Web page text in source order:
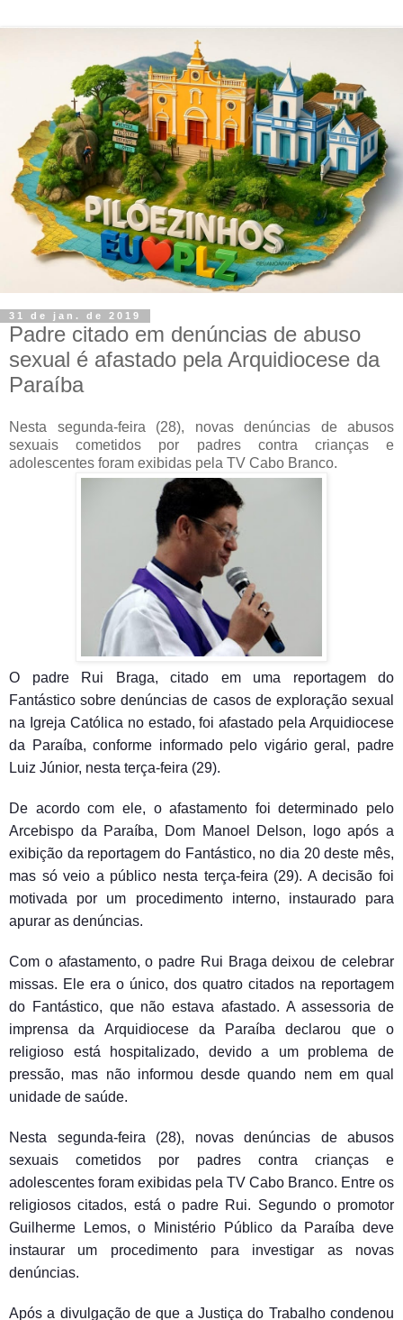
31 de jan. de 2019
Padre citado em denúncias de abuso
sexual é afastado pela Arquidiocese da
Paraíba
Nesta segunda-feira (28), novas denúncias de abusos
sexuais cometidos por padres contra crianças e
adolescentes foram exibidas pela TV Cabo Branco.
O padre Rui Braga, citado em uma reportagem do
Fantástico sobre denúncias de casos de exploração sexual
na Igreja Católica no estado, foi afastado pela Arquidiocese
da Paraíba, conforme informado pelo vigário geral, padre
Luiz Júnior, nesta terça-feira (29).
De acordo com ele, o afastamento foi determinado pelo
Arcebispo da Paraíba, Dom Manoel Delson, logo após a
exibição da reportagem do Fantástico, no dia 20 deste mês,
mas só veio a público nesta terça-feira (29). A decisão foi
motivada por um procedimento interno, instaurado para
apurar as denúncias.
Com o afastamento, o padre Rui Braga deixou de celebrar
missas. Ele era o único, dos quatro citados na reportagem
do Fantástico, que não estava afastado. A assessoria de
imprensa da Arquidiocese da Paraíba declarou que o
religioso está hospitalizado, devido a um problema de
pressão, mas não informou desde quando nem em qual
unidade de saúde.
Nesta segunda-feira (28), novas denúncias de abusos
sexuais cometidos por padres contra crianças e
adolescentes foram exibidas pela TV Cabo Branco. Entre os
religiosos citados, está o padre Rui. Segundo o promotor
Guilherme Lemos, o Ministério Público da Paraíba deve
instaurar um procedimento para investigar as novas
denúncias.
Após a divulgação de que a Justiça do Trabalho condenou